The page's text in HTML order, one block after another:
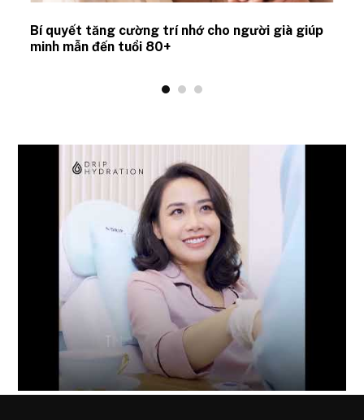
Bí quyết tăng cường trí nhớ cho người già giúp
minh mẫn đến tuổi 80+